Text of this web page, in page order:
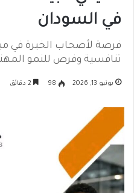
في السودان
تنافسية وفرص للنمو
يونيو 13, 2026 98